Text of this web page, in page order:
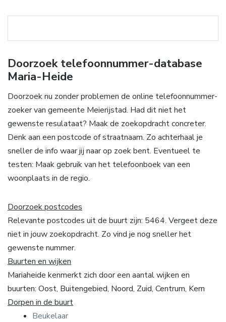
Doorzoek telefoonnummer-database
Maria-Heide
Doorzoek nu zonder problemen de online telefoonnummer-
zoeker van gemeente Meierijstad. Had dit niet het
gewenste resulataat? Maak de zoekopdracht concreter.
Denk aan een postcode of straatnaam. Zo achterhaal je
sneller de info waar jij naar op zoek bent. Eventueel te
testen: Maak gebruik van het telefoonboek van een
woonplaats in de regio.
Doorzoek postcodes
Relevante postcodes uit de buurt zijn: 5464. Vergeet deze
niet in jouw zoekopdracht. Zo vind je nog sneller het
gewenste nummer.
Buurten en wijken
Mariaheide kenmerkt zich door een aantal wijken en
buurten: Oost, Buitengebied, Noord, Zuid, Centrum, Kern
Dorpen in de buurt
Beukelaar